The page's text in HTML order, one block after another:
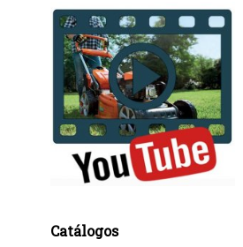
Catálogos